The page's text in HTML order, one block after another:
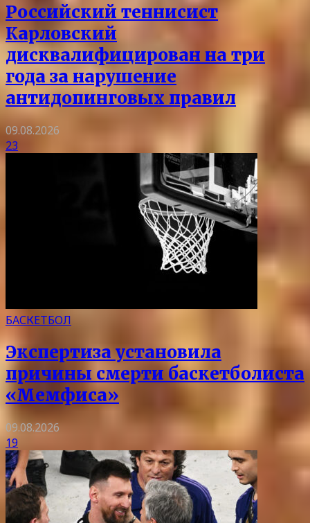
Российский теннисист
Карловский
дисквалифицирован на три
года за нарушение
антидопинговых правил
09.08.2026
23
БАСКЕТБОЛ
Экспертиза установила
причины смерти баскетболиста
«Мемфиса»
09.08.2026
19